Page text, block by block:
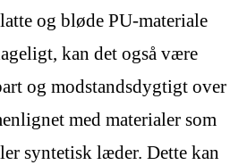
og bløde PU-materiale
kan det også være
og modstandsdygtigt over
med materialer som
syntetisk læder. Dette kan